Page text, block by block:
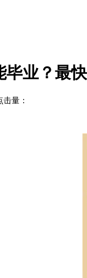
业？最
击量：